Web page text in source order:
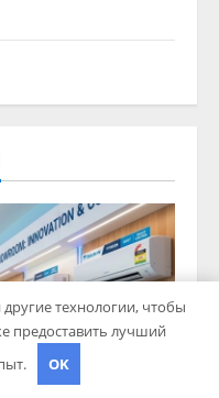
технологии, чтобы
предоставить лучший
OK